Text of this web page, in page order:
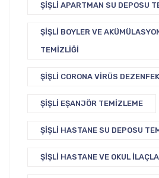
ŞIŞLI APARTMAN SU DEPOSU
ŞIŞLI BOYLER VE
TEMIZLIĞI
ŞIŞLI CORONA VIRÜS
ŞIŞLI EŞANJÖR TEMIZLEME
ŞIŞLI HASTANE SU DEPOSU
ŞIŞLI HASTANE VE OKUL